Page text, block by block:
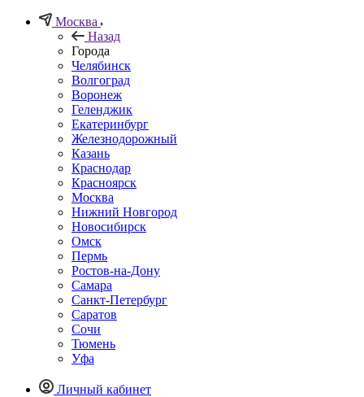
Москва
Назад
Города
Челябинск
Волгоград
Воронеж
Геленджик
Екатеринбург
Железнодорожный
Казань
Краснодар
Красноярск
Москва
Нижний Новгород
Новосибирск
Омск
Пермь
Ростов-на-Дону
Самара
Санкт-Петербург
Саратов
Сочи
Тюмень
Уфа
Личный кабинет